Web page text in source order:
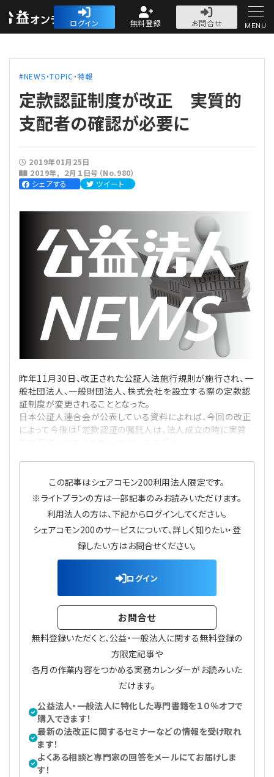
公益・一般法人オ
ログイン 無料登録
お問合せ
人気記事
法人運営
法人運営
理事会
評議員会・社員総会
理事・監事
評議員
定款関連
法改正-法人運営
会計・税務
会計・税務
定期提出書類
会計処理
寄附
インボイス
電子帳簿保存法
労務管理
給与計算
利益相反取引
法改正-法務
経営
IT
論壇
カレンダー
NEWS・TOPIC・特報
【連載】オピニオンリーダーのnote
【連載】会計相談室
【連載】公益法人運営実務の処方箋
【連載】公益法人のための「新公益信託」活用戦略
【連載】これからの時代の資産運用
【連載】採用・定着・育成のための人事戦略
【連載】事例に学ぶ立入検査で想定される指摘事項
【連載】シェアコモン200インタビュー
【連載】シェアコモン200 誌上相談室
【連載】実務と税務のポイント
【連載】テーマで紐解く逆引きガイドライン
【連載】悩みと向き合う経営学
【連載】非営利法人AtoZei
【連載】労務管理の歩き方
【連載】AI活用のすすめ
公益・一般法人オンラインとは
登録案内
専門誌一覧
お問合せ
プライバシーポリシー
MENU
NEWS・TOPIC・特報
定款認証制度が改正 実質的
支配者の確認が必要に
2019年01月25日
2019年
２月１日号（No.980）
シェアする
ツイート
昨年11月30日、改正された公証人法施行規則が施行され、一
般社団法人、一般財団法人、株式会社を設立する際の定款認
証制度が変更されることとなった。
日本公証人連合会が公表している資料によれば、今回の改正
によって今後は「定款認証の嘱託人は、法人成立の時に実質
この記事はシェアコモン200利用法人限定です。
※ライトプランの方は一部記事のみお読みいただけます。
利用法人の方は、下記からログインしてください。
シェアコモン200のサービスについて、詳しく知りたい・登
録したい方はお問合せください。
ログイン
お問合せ
無料登録いただくと、公益・一般法人に関する無料登録の
方限定記事や
各月の作業内容をつかめる実務カレンダーがお読みいた
だけます。
公益法人・一般法人に特化した専門書籍を１０％オフで
購入できます！
最新の法改正に関するセミナーなどの情報を受け取れ
ます！
よくある相談と専門家の回答をメールにてお届けしま
す！